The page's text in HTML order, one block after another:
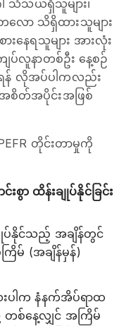
သံသယရှိသူများ၊
လော သိရှိထားသူများ
းနေရသူများ အားလုံး
ပ်လူနာတစ်ဦး နေ့စဉ်
ရန် လိုအပ်ပါကလည်း
စိတ်အပိုင်းအဖြစ်
တိုင်းတာမှုကို
စွာ ထိန်းချုပ်နိုင်ခြင်း
ပ်နိုင်သည့် အချိန်တွင်
မ် (အချိန်မှန်)
းပါက နံနက်အိပ်ရာထ
တစ်နေ့လျှင် အကြိမ်